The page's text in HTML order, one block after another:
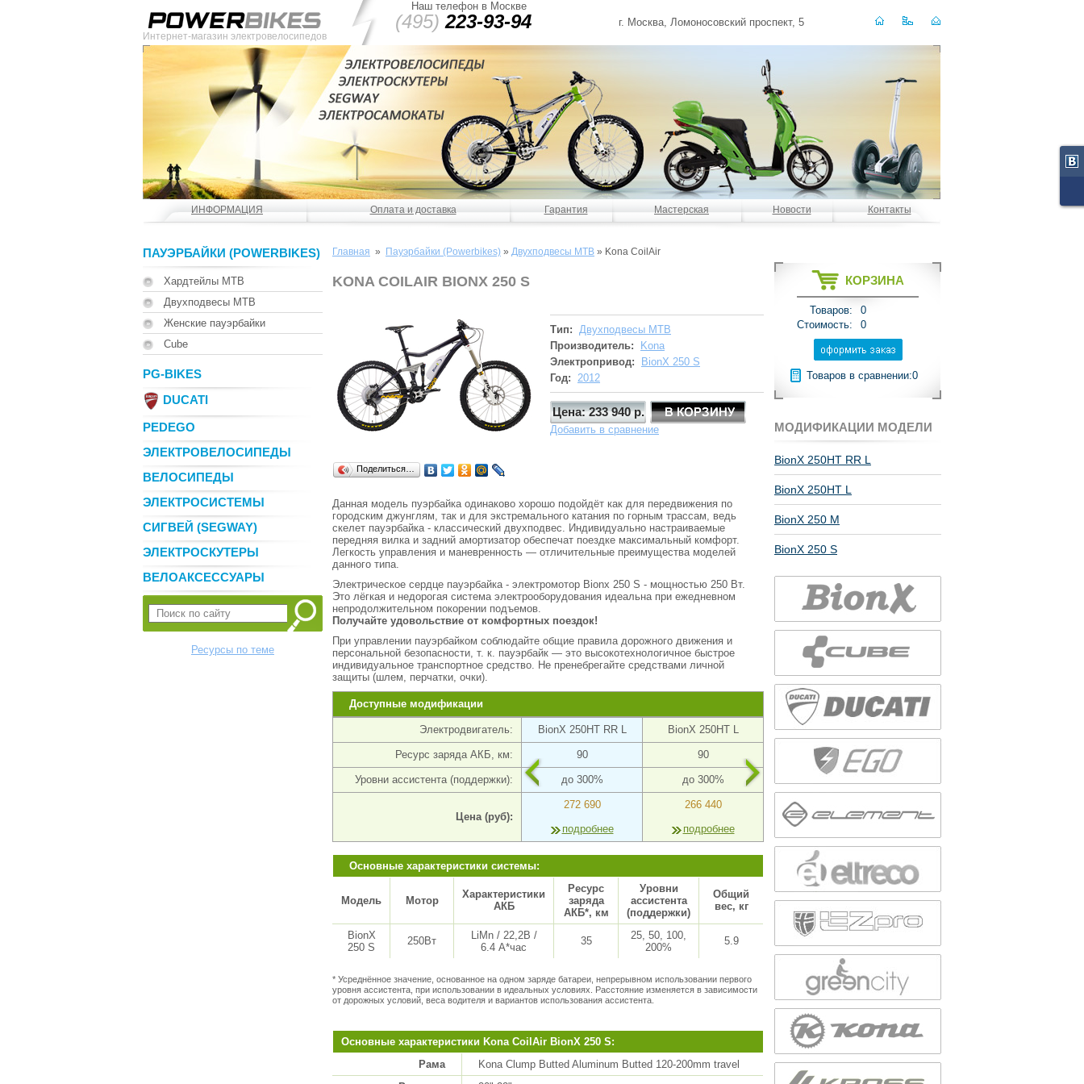
Интернет-магазин электровелосипедов
Наш телефон в Москве
(495) 223-93-94 г. Москва, Ломоносовский проспект, 5
ИНФОРМАЦИЯ Оплата и доставка Гарантия Мастерская Новости Контакты
ПАУЭРБАЙКИ (POWERBIKES)
Хардтейлы MTB
Двухподвесы MTB
Женские пауэрбайки
Cube
PG-BIKES
DUCATI
PEDEGO
ЭЛЕКТРОВЕЛОСИПЕДЫ
ВЕЛОСИПЕДЫ
ЭЛЕКТРОСИСТЕМЫ
СИГВЕЙ (SEGWAY)
ЭЛЕКТРОСКУТЕРЫ
ВЕЛОАКСЕССУАРЫ
Ресурсы по теме
КОРЗИНА
Товаров:
0
Стоимость:
0
Товаров в сравнении:0
МОДИФИКАЦИИ МОДЕЛИ
BionX 250HT RR L
BionX 250HT L
BionX 250 M
BionX 250 S
Главная » Пауэрбайки (Powerbikes) » Двухподвесы MTB » Kona CoilAir
KONA COILAIR BIONX 250 S
Поделиться…
Тип: Двухподвесы MTB
Производитель:
Kona
Электропривод:
BionX 250 S
Год: 2012
Цена: 233 940 р.
Добавить в сравнение
Данная модель пуэрбайка одинаково хорошо подойдёт как для передвижения по
городским джунглям, так и для экстремального катания по горным трассам, ведь
скелет пауэрбайка - классический двухподвес. Индивидуально настраиваемые
передняя вилка и задний амортизатор обеспечат поездке максимальный комфорт.
Легкость управления и маневренность — отличительные преимущества моделей
данного типа.
Электрическое сердце пауэрбайка - электромотор Bionx 250 S - мощностью 250 Вт.
Это лёгкая и недорогая система электрооборудования идеальна при ежедневном
непродолжительном покорении подъемов.
Получайте удовольствие от комфортных поездок!
При управлении пауэрбайком соблюдайте общие правила дорожного движения и
персональной безопасности, т. к. пауэрбайк — это высокотехнологичное быстрое
индивидуальное транспортное средство. Не пренебрегайте средствами личной
защиты (шлем, перчатки, очки).
Доступные модификации
Электродвигатель:
Ресурс заряда АКБ, км:
Уровни ассистента (поддержки):
Цена (руб):
BionX 250HT RR L
90
до 300%
272 690
подробнее
BionX 250HT L
90
до 300%
266 440
подробнее
BionX 250 M
65
BionX 250 S
Основные характеристики системы:
Модель Мотор
Характеристики
АКБ
Ресурс
заряда
АКБ*, км
Уровни
ассистента
(поддержки)
Общий
вес, кг
BionX
250 S
250Вт
LiMn / 22,2В /
6.4 А*час
35
25, 50, 100,
200%
5.9
* Усреднённое значение, основанное на одном заряде батареи, непрерывном использовании первого
уровня ассистента, при использовании в идеальных условиях. Расстояние изменяется в зависимости
от дорожных условий, веса водителя и вариантов использования ассистента.
Основные характеристики Kona CoilAir BionX 250 S:
Рама
Kona Clump Butted Aluminum Butted 120-200mm travel